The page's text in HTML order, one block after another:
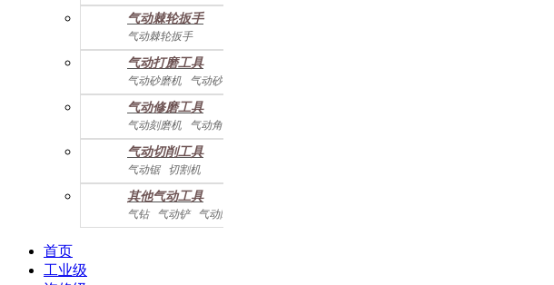
双鎚打式扳手
双环锤打式扳手
强力冲击扳手
迷你冲击扳手
直角式冲击扭力扳手
气动棘轮扳手
气动棘轮扳手
迷你棘轮扳手
气动打磨工具
气动砂磨机
气动砂带机
气动抛光机 胎磨/除胶机
气动修磨工具
气动刻磨机 气动角磨机
气动切削工具
气动锯 切割机
气动曲线剪
其他气动工具
气钻 气动铲 气动除锈机
气动拉钉机 气动喷漆枪
首页
工业级